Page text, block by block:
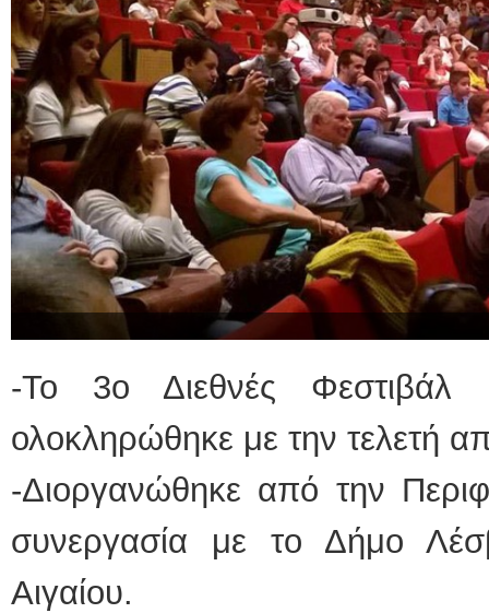
-Το 3ο Διεθνές Φεστιβάλ
ολοκληρώθηκε με την τελετή
-Διοργανώθηκε από την
συνεργασία με το Δήμο
Αιγαίου.